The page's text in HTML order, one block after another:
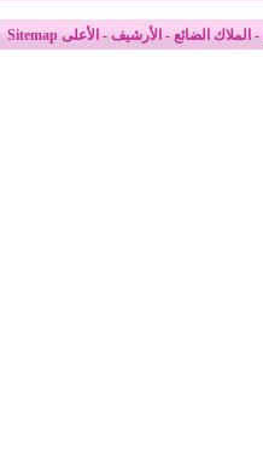
- الملاك الضائع - الأرشيف - الأعلى Sitemap